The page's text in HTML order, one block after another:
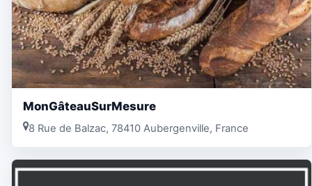
MonGâteauSurMesure
8 Rue de Balzac, 78410 Aubergenville, France